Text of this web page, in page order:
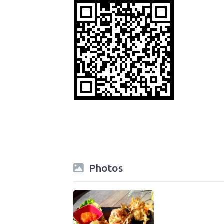
Photos